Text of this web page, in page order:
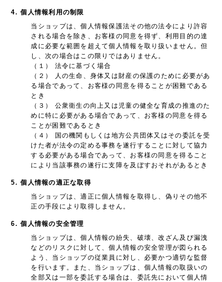
4. 個人情報利用の制限
当ショップは、個人情報保護法その他の法令により許容
される場合を除き、お客様の同意を得ず、利用目的の達
成に必要な範囲を超えて個人情報を取り扱いません。但
し、次の場合はこの限りではありません。
（１） 法令に基づく場合
（２） 人の生命、身体又は財産の保護のために必要があ
る場合であって、お客様の同意を得ることが困難である
とき
（３） 公衆衛生の向上又は児童の健全な育成の推進のた
めに特に必要がある場合であって、お客様の同意を得る
ことが困難であるとき
（４） 国の機関もしくは地方公共団体又はその委託を受
けた者が法令の定める事務を遂行することに対して協力
する必要がある場合であって、お客様の同意を得ること
により当該事務の遂行に支障を及ぼすおそれがあるとき
5. 個人情報の適正な取得
当ショップは、適正に個人情報を取得し、偽りその他不
正の手段により取得しません。
6. 個人情報の安全管理
当ショップは、個人情報の紛失、破壊、改ざん及び漏洩
などのリスクに対して、個人情報の安全管理が図られる
よう、当ショップの従業員に対し、必要かつ適切な監督
を行います。また、当ショップは、個人情報の取扱いの
全部又は一部を委託する場合は、委託先において個人情